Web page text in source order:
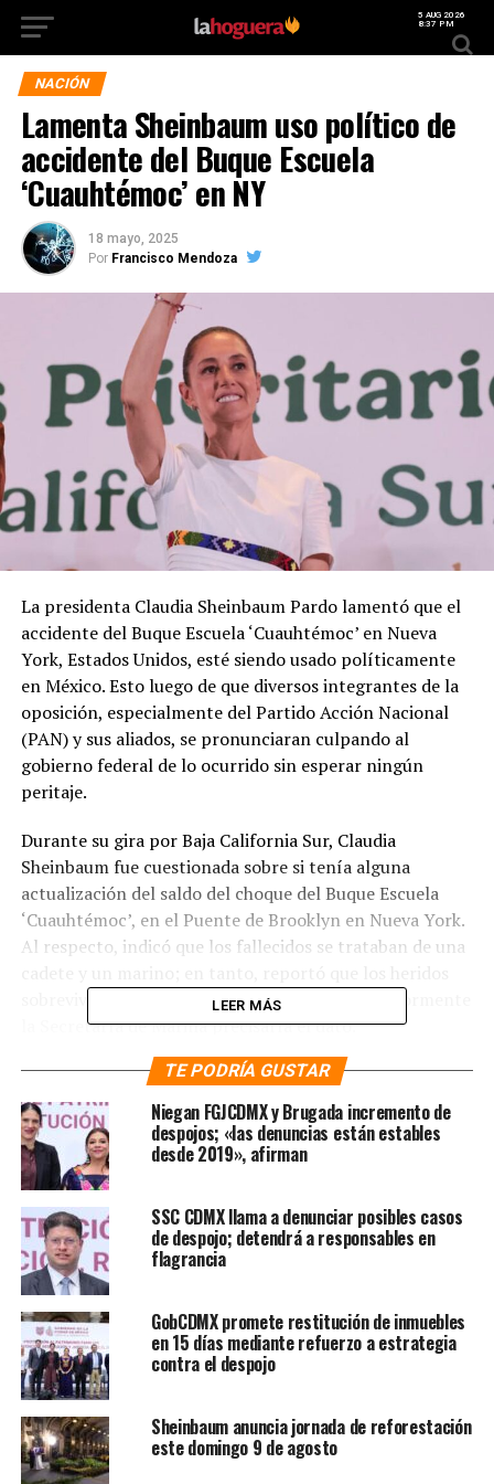
5 AUG 2026
8:37 PM
NACIÓN
Lamenta Sheinbaum uso político de
accidente del Buque Escuela
‘Cuauhtémoc’ en NY
18 mayo, 2025
Por Francisco Mendoza
La presidenta Claudia Sheinbaum Pardo lamentó que el
accidente del Buque Escuela ‘Cuauhtémoc’ en Nueva
York, Estados Unidos, esté siendo usado políticamente
en México. Esto luego de que diversos integrantes de la
oposición, especialmente del Partido Acción Nacional
(PAN) y sus aliados, se pronunciaran culpando al
gobierno federal de lo ocurrido sin esperar ningún
peritaje.
Durante su gira por Baja California Sur, Claudia
Sheinbaum fue cuestionada sobre si tenía alguna
actualización del saldo del choque del Buque Escuela
‘Cuauhtémoc’, en el Puente de Brooklyn en Nueva York.
Al respecto, indicó que los fallecidos se trataban de una
sobrevivientes estaban mejorando y que posteriormente
la Secretaría de Marina precisaría el dato.
La mandataria nacional externó además que los heridos
y personas involucradas en el suceso estaban siendo
atendidas por la Semar y la Secretaría de Relaciones
Exteriores (SRE). En tanto, indicó que también había
coordinación para ello con autoridades neoyorquinas y
el gobierno estadounidense, así como con la embajada
mexicana, presidida por Esteban Moctezuma Barragán.
«Lamentamos que se use políticamente porque fue un
accidente. Hay dos personas fallecidas. Hay que esperar
un poco más», comentó. A la par, señaló que hasta que
no se haga una investigación no se puede dar certeza del
motivo del incidente mortal; sin embargo, reiteró que
habría sido un accidente.
Cabe destacar que el alcalde de Nueva York, Eric Adams,
LEER MÁS
TE PODRÍA GUSTAR
Niegan FGJCDMX y Brugada incremento de
despojos; «las denuncias están estables
desde 2019», afirman
SSC CDMX llama a denunciar posibles casos
de despojo; detendrá a responsables en
flagrancia
GobCDMX promete restitución de inmuebles
en 15 días mediante refuerzo a estrategia
contra el despojo
Sheinbaum anuncia jornada de reforestación
este domingo 9 de agosto